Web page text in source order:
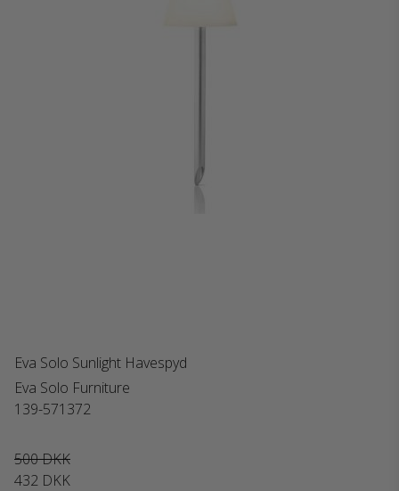
Eva Solo Sunlight Havespyd
Eva Solo Furniture
139-571372
500 DKK
432 DKK